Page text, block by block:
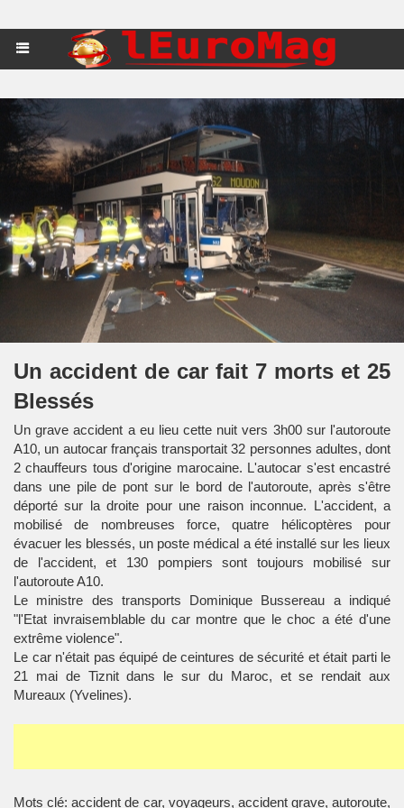
Un accident de car fait 7 morts et 25
Blessés
Un grave accident a eu lieu cette nuit vers 3h00 sur l'autoroute
A10, un autocar français transportait 32 personnes adultes, dont
2 chauffeurs tous d'origine marocaine. L'autocar s'est encastré
dans une pile de pont sur le bord de l'autoroute, après s'être
déporté sur la droite pour une raison inconnue. L'accident, a
mobilisé de nombreuses force, quatre hélicoptères pour
évacuer les blessés, un poste médical a été installé sur les lieux
de l'accident, et 130 pompiers sont toujours mobilisé sur
l'autoroute A10.
Le ministre des transports Dominique Bussereau a indiqué
"l'Etat invraisemblable du car montre que le choc a été d'une
extrême violence".
Le car n'était pas équipé de ceintures de sécurité et était parti le
21 mai de Tiznit dans le sur du Maroc, et se rendait aux
Mureaux (Yvelines).
Mots clé: accident de car, voyageurs, accident grave, autoroute,